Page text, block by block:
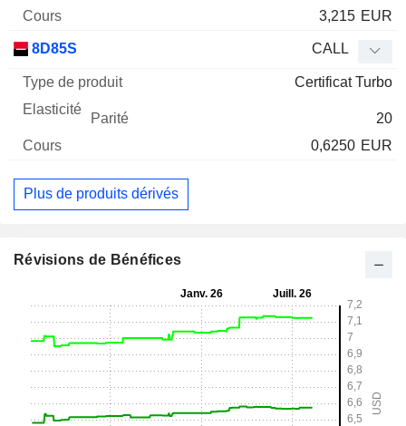
3,215 EUR
8D85S CALL
Certificat Turbo
20
0,6250 EUR
Plus de produits dérivés
Révisions de Bénéfices